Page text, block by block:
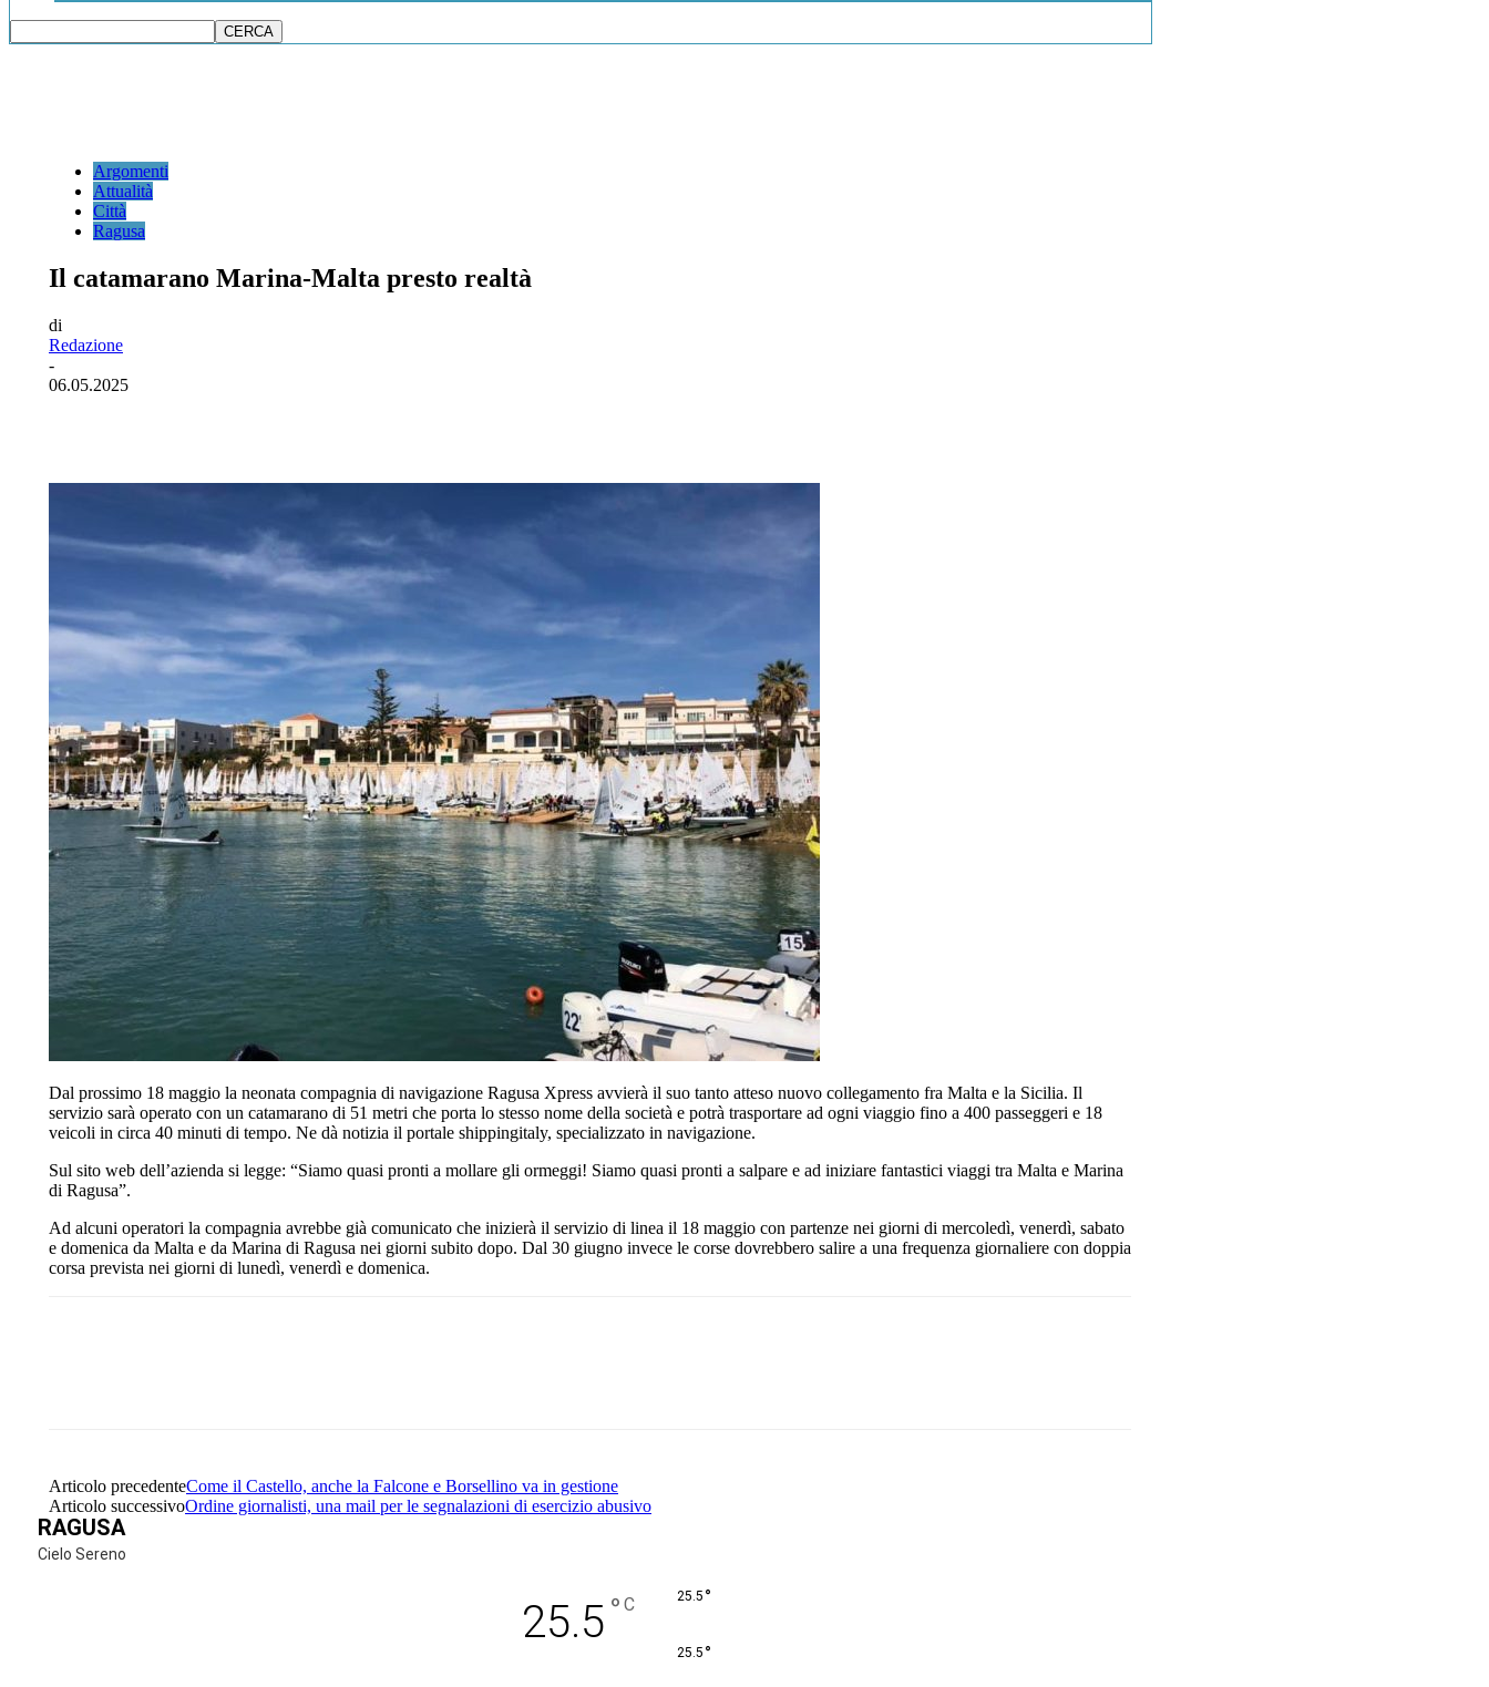
Argomenti
Attualità
Città
Ragusa
Il catamarano Marina-Malta presto realtà
di
Redazione
-
06.05.2025
Dal prossimo 18 maggio la neonata compagnia di navigazione Ragusa Xpress avvierà il suo tanto atteso nuovo collegamento fra Malta e la Sicilia. Il
servizio sarà operato con un catamarano di 51 metri che porta lo stesso nome della società e potrà trasportare ad ogni viaggio fino a 400 passeggeri e 18
veicoli in circa 40 minuti di tempo. Ne dà notizia il portale shippingitaly, specializzato in navigazione.
Sul sito web dell’azienda si legge: “Siamo quasi pronti a mollare gli ormeggi! Siamo quasi pronti a salpare e ad iniziare fantastici viaggi tra Malta e Marina
di Ragusa”.
Ad alcuni operatori la compagnia avrebbe già comunicato che inizierà il servizio di linea il 18 maggio con partenze nei giorni di mercoledì, venerdì, sabato
e domenica da Malta e da Marina di Ragusa nei giorni subito dopo. Dal 30 giugno invece le corse dovrebbero salire a una frequenza giornaliere con doppia
corsa prevista nei giorni di lunedì, venerdì e domenica.
Articolo precedenteCome il Castello, anche la Falcone e Borsellino va in gestione
Articolo successivoOrdine giornalisti, una mail per le segnalazioni di esercizio abusivo
RAGUSA
Cielo Sereno
25.5 ° C 25.5 °
25.5 °